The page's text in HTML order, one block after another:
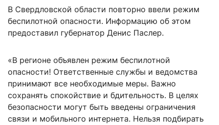
В Свердловской области повторно ввели режим
беспилотной опасности. Информацию об этом
предоставил губернатор Денис Паслер.
«В регионе объявлен режим беспилотной
опасности! Ответственные службы и ведомства
принимают все необходимые меры. Важно
сохранять спокойствие и бдительность. В целях
безопасности могут быть введены ограничения
связи и мобильного интернета. Нельзя подбирать